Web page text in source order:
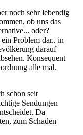
noch sehr lebendig
ob uns das
oder?
Problem dar.. in
darauf
Konsequent
alle mal.
schon seit
Sendungen
Da
zum Schaden